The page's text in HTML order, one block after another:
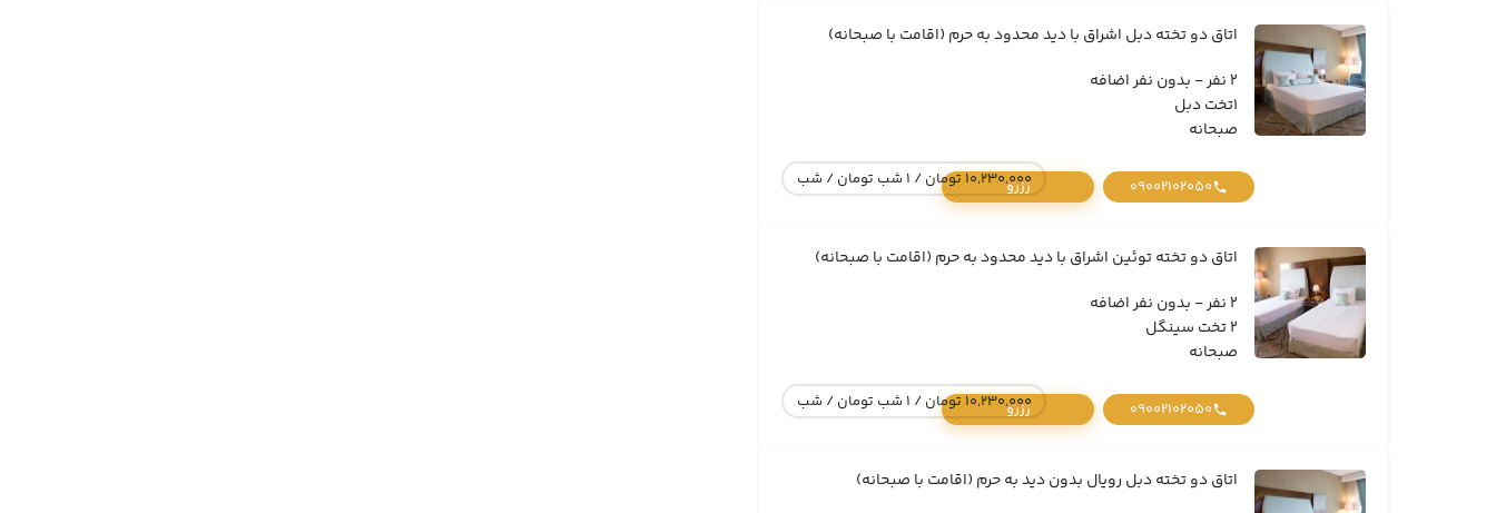
اتاق دو تخته دبل اشراق با دید محدود به حرم (اقامت با صبحانه)
2 نفر - بدون نفر اضافه
1تخت دبل
صبحانه
10,230,000 تومان / 1 شب تومان / شب 09002102050 رزرو
اتاق دو تخته توئین اشراق با دید محدود به حرم (اقامت با صبحانه)
2 نفر - بدون نفر اضافه
2 تخت سینگل
صبحانه
10,230,000 تومان / 1 شب تومان / شب 09002102050 رزرو
اتاق دو تخته دبل رویال بدون دید به حرم (اقامت با صبحانه)